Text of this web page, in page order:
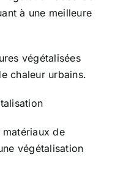
à une meilleure
végétalisées
chaleur urbains.
de
végétalisation